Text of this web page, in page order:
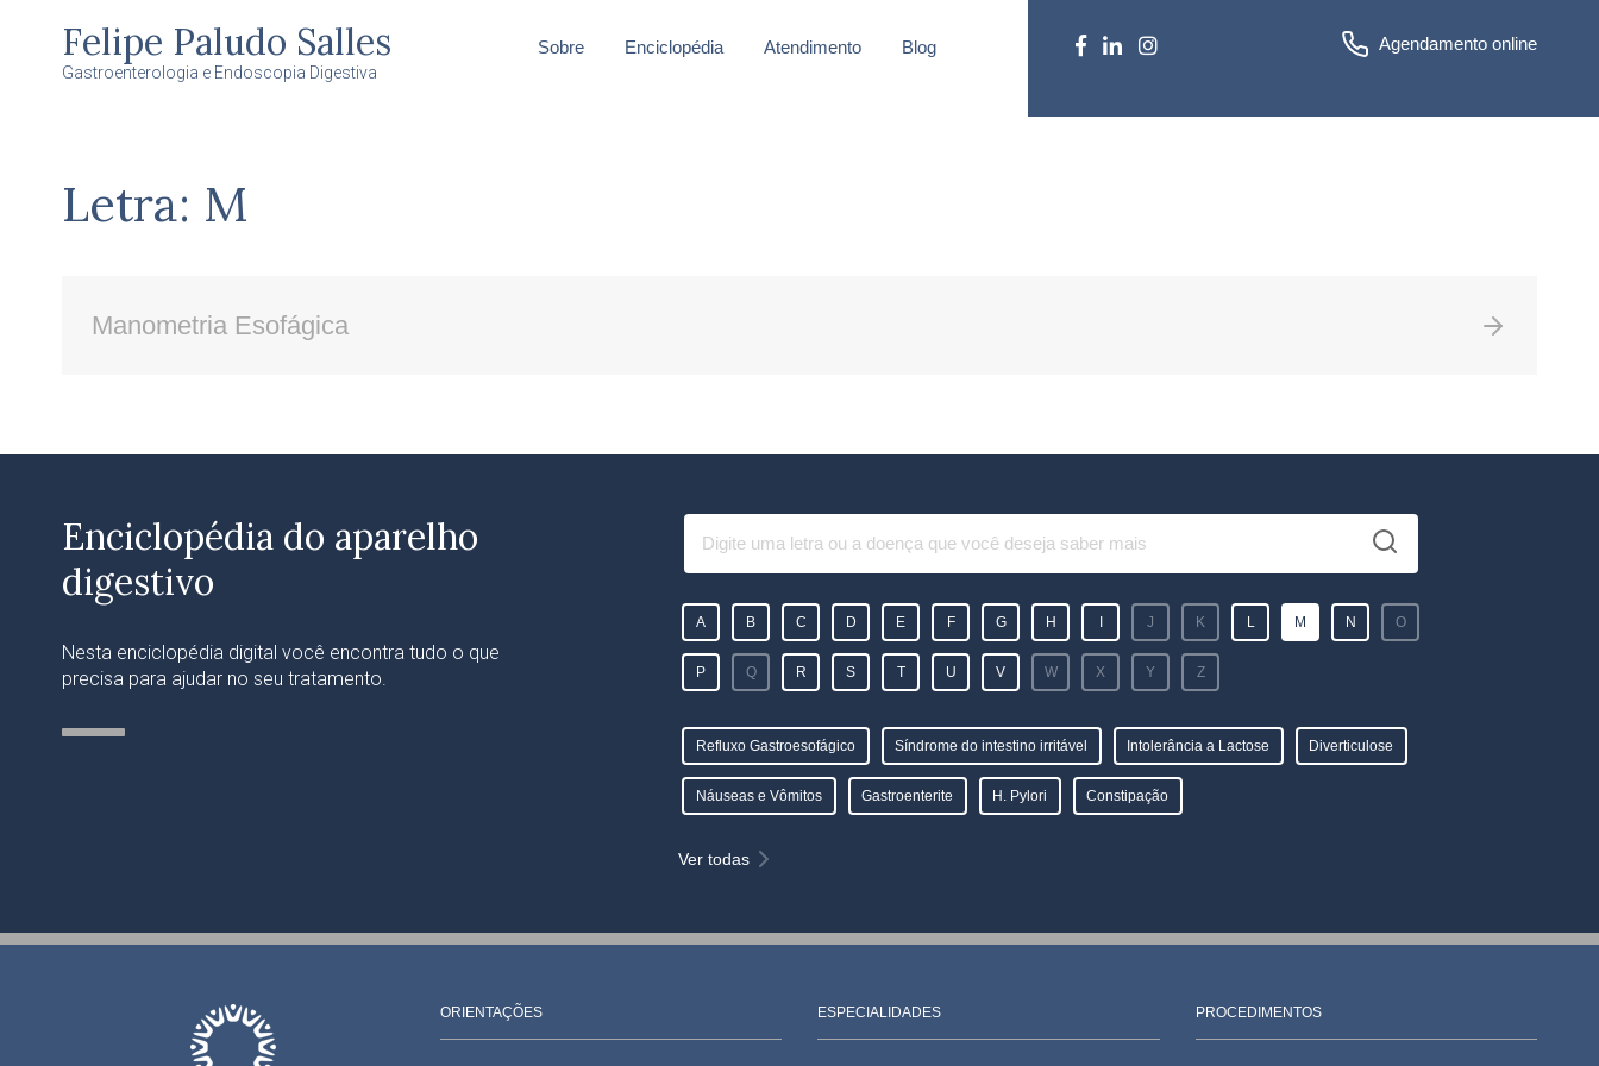
Felipe Paludo Salles
Gastroenterologia e Endoscopia Digestiva
Sobre Enciclopédia Atendimento Blog Agendamento online
Letra: M
Manometria Esofágica
Enciclopédia do aparelho
digestivo
Nesta enciclopédia digital você encontra tudo o que
precisa para ajudar no seu tratamento.
A B C D E F G H I J K L M N O
P Q R S T U V W X Y Z
Refluxo Gastroesofágico Síndrome do intestino irritável Intolerância a Lactose Diverticulose
Náuseas e Vômitos Gastroenterite H. Pylori Constipação
Ver todas
ORIENTAÇÕES ESPECIALIDADES PROCEDIMENTOS